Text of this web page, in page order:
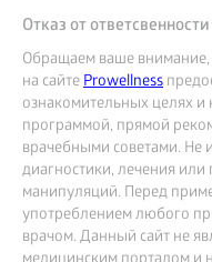
Отказ от ответсвенности
Обращаем ваше
на сайтеProwellness
ознакомительных целях и
программой, прямой
врачебными советами. Не
диагностики, лечения
манипуляций. Перед
употреблением любого
врачом. Данный сайт не